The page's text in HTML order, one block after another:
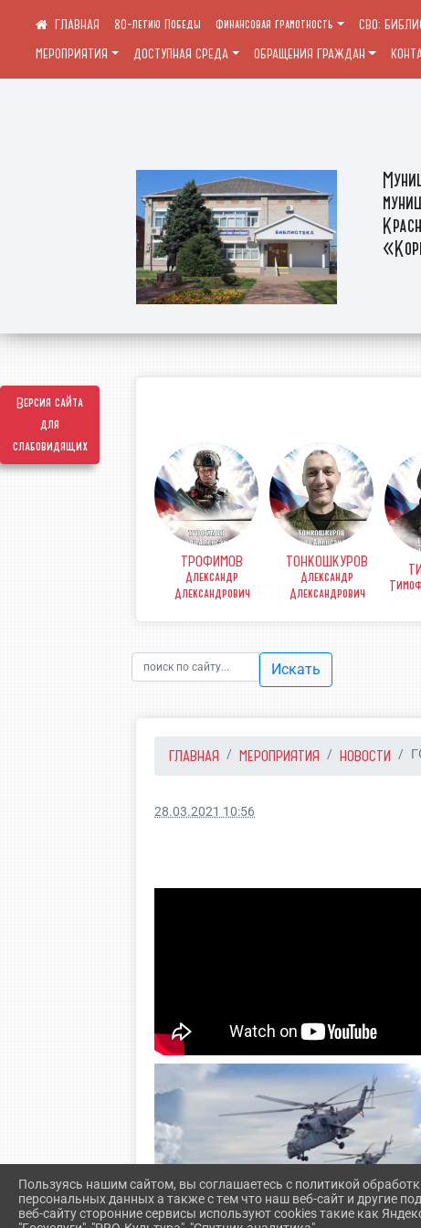
Версия сайта
для
слабовидящих
80-летию Победы Финансовая грамотность СВО:
МЕРОПРИЯТИЯ
ДОСТУПНАЯ СРЕДА ОБРАЩЕНИЯ ГРАЖДАН
ТРОФИМОВ
Александр
Александрович
ТОНКОШКУРОВ
Александр
Александрович
Искать
ГЛАВНАЯ МЕРОПРИЯТИЯ НОВОСТИ
28.03.2021 10:56
Пользуясь нашим сайтом, вы соглашаетесь с политикой
персональных данных а также с тем что наш веб-сайт и другие
веб-сайту сторонние сервисы используют cookies такие как